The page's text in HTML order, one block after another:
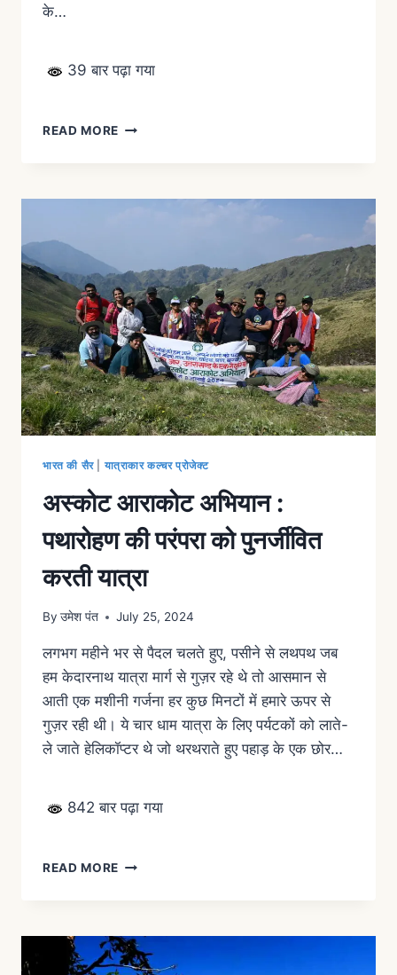
के…
39 बार पढ़ा गया
READ MORE
भारत की सैर| यात्राकार कल्चर प्रोजेक्ट
अस्कोट आराकोट अभियान :
पथारोहण की परंपरा को पुनर्जीवित
करती यात्रा
By उमेश पंत July 25, 2024
लगभग महीने भर से पैदल चलते हुए, पसीने से लथपथ जब
हम केदारनाथ यात्रा मार्ग से गुज़र रहे थे तो आसमान से
आती एक मशीनी गर्जना हर कुछ मिनटों में हमारे ऊपर से
गुज़र रही थी। ये चार धाम यात्रा के लिए पर्यटकों को लाते-
ले जाते हेलिकॉप्टर थे जो थरथराते हुए पहाड़ के एक छोर…
842 बार पढ़ा गया
READ MORE